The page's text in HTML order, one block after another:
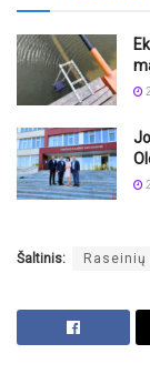
Šaltinis: